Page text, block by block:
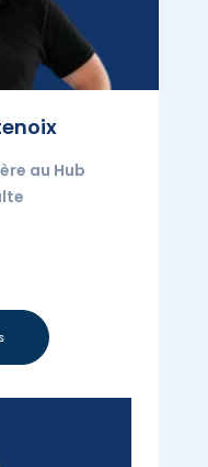
au Hub